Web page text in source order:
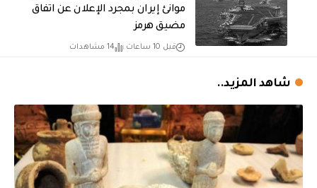
موانئ إيران بمجرد الإعلان عن اتفاق
مضيق هرمز
قبل 10 ساعات 14 مشاهدات
شاهد المزيد..